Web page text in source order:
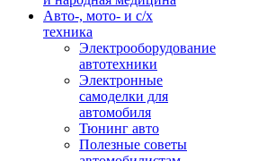
Авто-, мото- и с/х
техника
Электрооборудование
автотехники
Электронные
самоделки для
автомобиля
Тюнинг авто
Полезные советы